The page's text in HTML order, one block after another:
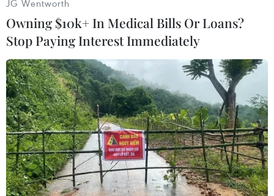
JG Wentworth
Owning $10k+ In Medical Bills Or Loans?
Stop Paying Interest Immediately